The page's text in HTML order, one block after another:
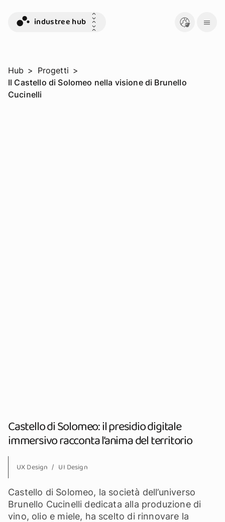
industree hub
Hub > Progetti >
Il Castello di Solomeo nella visione di Brunello
Cucinelli
Castello di Solomeo: il presidio digitale
immersivo racconta l’anima del territorio
UX Design UI Design
Castello di Solomeo, la società dell’universo
Brunello Cucinelli dedicata alla produzione di
vino, olio e miele, ha scelto di rinnovare la